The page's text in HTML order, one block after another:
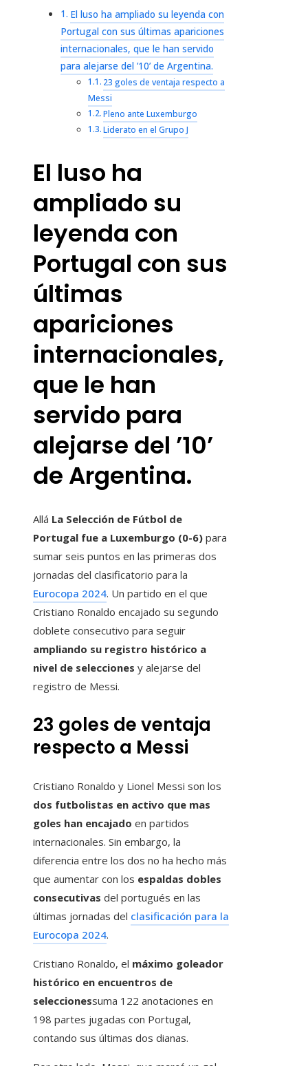
El luso ha ampliado su leyenda con
Portugal con sus últimas apariciones
internacionales, que le han servido
para alejarse del ’10’ de Argentina.
23 goles de ventaja respecto a
Messi
Pleno ante Luxemburgo
Liderato en el Grupo J
El luso ha
ampliado su
leyenda con
Portugal con sus
últimas
apariciones
internacionales,
que le han
servido para
alejarse del ’10’
de Argentina.
Allá La Selección de Fútbol de
Portugal fue a Luxemburgo (0-6) para
sumar seis puntos en las primeras dos
jornadas del clasificatorio para la
Eurocopa 2024. Un partido en el que
Cristiano Ronaldo encajado su segundo
doblete consecutivo para seguir
ampliando su registro histórico a
nivel de selecciones y alejarse del
registro de Messi.
23 goles de ventaja
respecto a Messi
Cristiano Ronaldo y Lionel Messi son los
dos futbolistas en activo que mas
goles han encajado en partidos
internacionales. Sin embargo, la
diferencia entre los dos no ha hecho más
que aumentar con los espaldas dobles
consecutivas del portugués en las
últimas jornadas del clasificación para la
Eurocopa 2024.
Cristiano Ronaldo, el máximo goleador
histórico en encuentros de
seleccionessuma 122 anotaciones en
198 partes jugadas con Portugal,
contando sus últimas dos dianas.